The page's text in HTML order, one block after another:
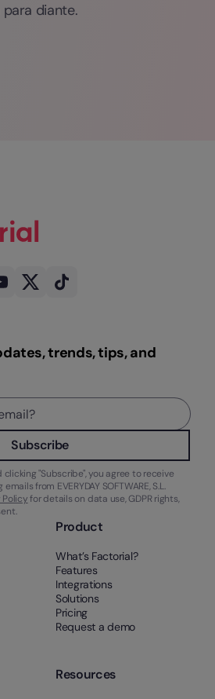
diante.
trends, tips, and
Subscribe
"Subscribe", you agree to receive
from EVERYDAY SOFTWARE, S.L.
Policyfor details on data use, GDPR rights,
Product
What’s Factorial?
Features
Integrations
Solutions
Pricing
Request a demo
Resources